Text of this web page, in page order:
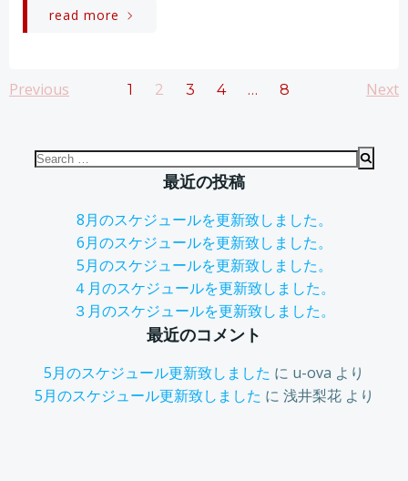
read more
Posts
navigation
Previous
Posts
navigation
Page
1 Page
2 Page
3 Page
4 … Page
8 Next
Search
最近の投稿
8月のスケジュールを更新致しました。
6月のスケジュールを更新致しました。
5月のスケジュールを更新致しました。
４月のスケジュールを更新致しました。
３月のスケジュールを更新致しました。
最近のコメント
5月のスケジュール更新致しました に u-ova より
5月のスケジュール更新致しました に 浅井梨花より